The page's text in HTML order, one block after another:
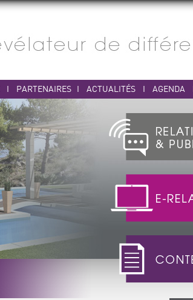
I PARTENAIRES I ACTUALITÉS I AGENDA